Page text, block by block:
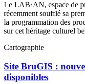
Le LAB·AN, espace de
récemment soufflé sa
la programmation des
sur cet héritage culturel
Cartographie
Site BruGIS :
disponibles